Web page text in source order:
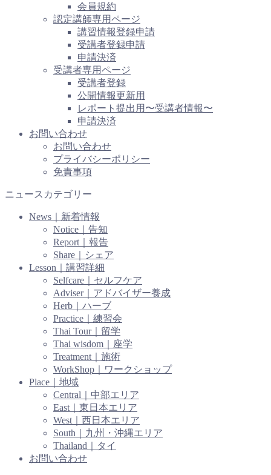
会員規約
認定講師専用ページ
講習情報登録申請
受講者登録申請
申請決済
受講者専用ページ
受講者登録
公開情報更新用
レポート提出用〜受講者情報〜
申請決済
お問い合わせ
お問い合わせ
プライバシーポリシー
免責事項
ニュースカテゴリー
News｜新着情報
Notice｜告知
Report｜報告
Share｜シェア
Lesson｜講習詳細
Selfcare｜セルフケア
Adviser｜アドバイザー養成
Herb｜ハーブ
Practice｜練習会
Thai Tour｜留学
Thai wisdom｜座学
Treatment｜施術
WorkShop｜ワークショップ
Place｜地域
Central｜中部エリア
East｜東日本エリア
West｜西日本エリア
South｜九州・沖縄エリア
Thailand｜タイ
お問い合わせ